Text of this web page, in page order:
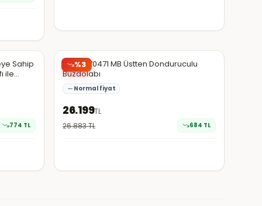
Sahip
ile
774 TL
%3
Beko 970471 MB Üstten Donduruculu
Buzdolabı
Normal fiyat
26.199TL
26.883TL 684 TL